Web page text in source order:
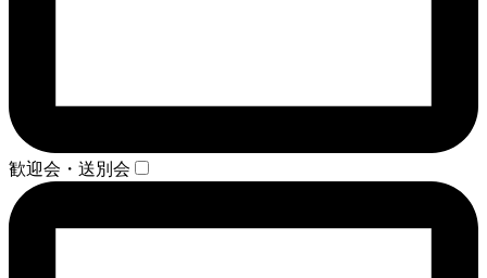
歓迎会・送別会